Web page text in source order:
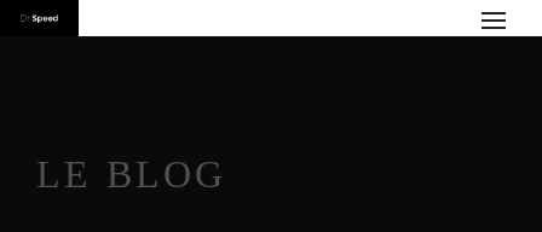
LE BLOG